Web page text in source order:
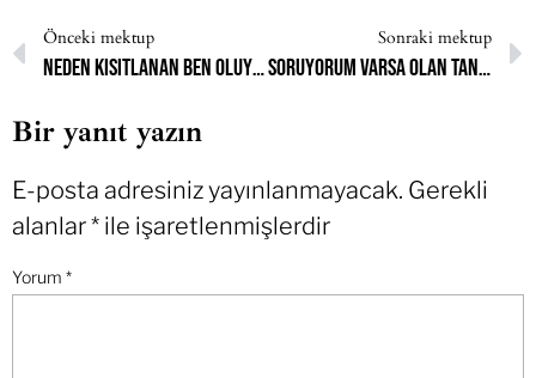
Önceki mektup
Neden kısıtlanan ben oluyorum?
Sonraki mektup
Soruyorum varsa olan Tanrı’ya; ben böyle acı çekerken izlemek güzel mi?
Bir yanıt yazın
E-posta adresiniz yayınlanmayacak. Gerekli
alanlar* ile işaretlenmişlerdir
Yorum *